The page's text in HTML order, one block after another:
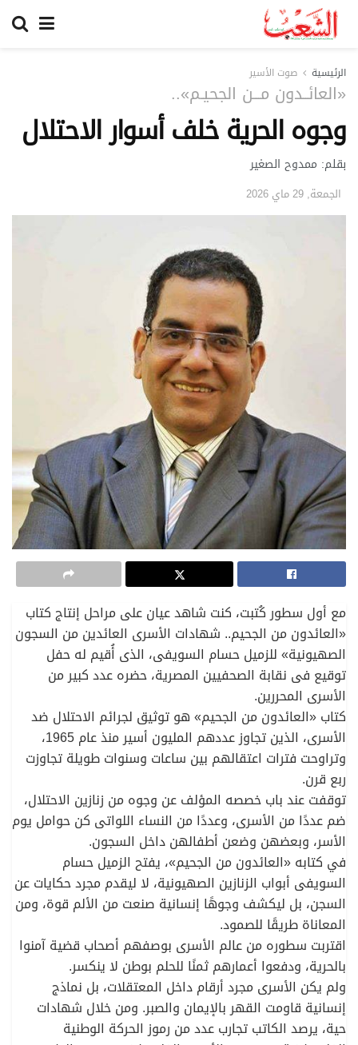
الرئيسية صوت الأسير
«العائــدون مـــن الجحيـم»..
وجوه الحرية خلف أسوار الاحتلال
بقلم: ممدوح الصغير
الجمعة, 29 ماي 2026
مع أول سطور كُتبت، كنت شاهد عيان على مراحل إنتاج كتاب
«العائدون من الجحيم.. شهادات الأسرى العائدين من السجون
الصهيونية» للزميل حسام السويفى، الذى أُقيم له حفل
توقيع فى نقابة الصحفيين المصرية، حضره عدد كبير من
الأسرى المحررين.
كتاب «العائدون من الجحيم» هو توثيق لجرائم الاحتلال ضد
الأسرى، الذين تجاوز عددهم المليون أسير منذ عام 1965،
وتراوحت فترات اعتقالهم بين ساعات وسنوات طويلة تجاوزت
ربع قرن.
توقفت عند باب خصصه المؤلف عن وجوه من زنازين الاحتلال،
ضم عددًا من الأسرى، وعددًا من النساء اللواتى كن حوامل يوم
الأسر، وبعضهن وضعن أطفالهن داخل السجون.
في كتابه «العائدون من الجحيم»، يفتح الزميل حسام
السويفى أبواب الزنازين الصهيونية، لا ليقدم مجرد حكايات عن
السجن، بل ليكشف وجوهًا إنسانية صنعت من الألم قوة، ومن
المعاناة طريقًا للصمود.
اقتربت سطوره من عالم الأسرى بوصفهم أصحاب قضية آمنوا
بالحرية، ودفعوا أعمارهم ثمنًا للحلم بوطن لا ينكسر.
ولم يكن الأسرى مجرد أرقام داخل المعتقلات، بل نماذج
إنسانية قاومت القهر بالإيمان والصبر. ومن خلال شهادات
حية، يرصد الكاتب تجارب عدد من رموز الحركة الوطنية